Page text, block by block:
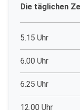
Die täglichen
5.15 Uhr
6.00 Uhr
6.25 Uhr
12.00 Uhr